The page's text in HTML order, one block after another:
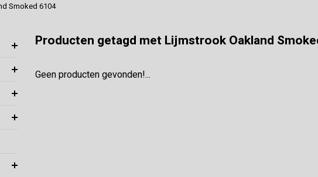
Smoked 6104
Producten getagd met Lijmstrook Oakland
Geen producten gevonden!...